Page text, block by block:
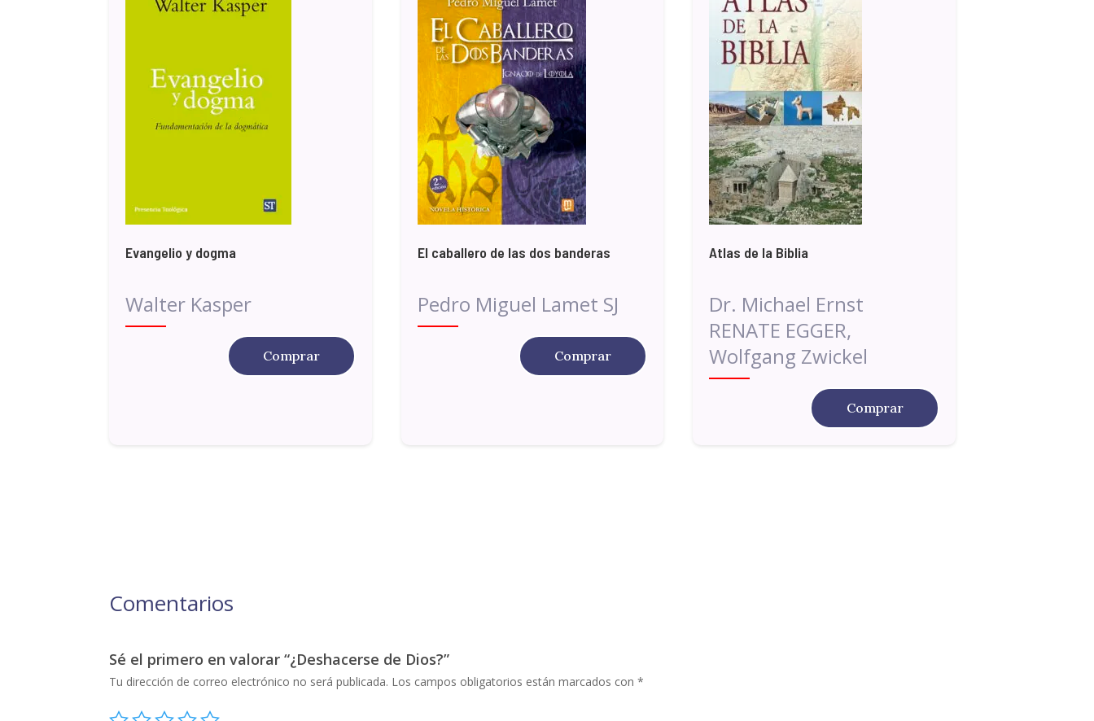
Evangelio y dogma
Walter Kasper
Comprar
El caballero de las dos banderas
Pedro Miguel Lamet SJ
Comprar
Atlas de la Biblia
Dr. Michael Ernst
RENATE EGGER,
Wolfgang Zwickel
Comprar
Comentarios
Sé el primero en valorar “¿Deshacerse de Dios?”
Tu dirección de correo electrónico no será publicada. Los campos obligatorios están marcados con*